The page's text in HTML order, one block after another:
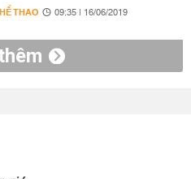
THAO 09:35 | 16/06/2019